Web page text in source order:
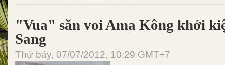
"Vua" săn voi Ama Kông khởi
Sang
Thứ bảy, 07/07/2012, 10:29 GMT+7